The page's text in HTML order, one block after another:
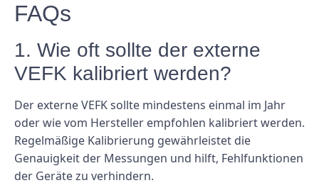
FAQs
1. Wie oft sollte der externe
VEFK kalibriert werden?
Der externe VEFK sollte mindestens einmal im Jahr
oder wie vom Hersteller empfohlen kalibriert werden.
Regelmäßige Kalibrierung gewährleistet die
Genauigkeit der Messungen und hilft, Fehlfunktionen
der Geräte zu verhindern.